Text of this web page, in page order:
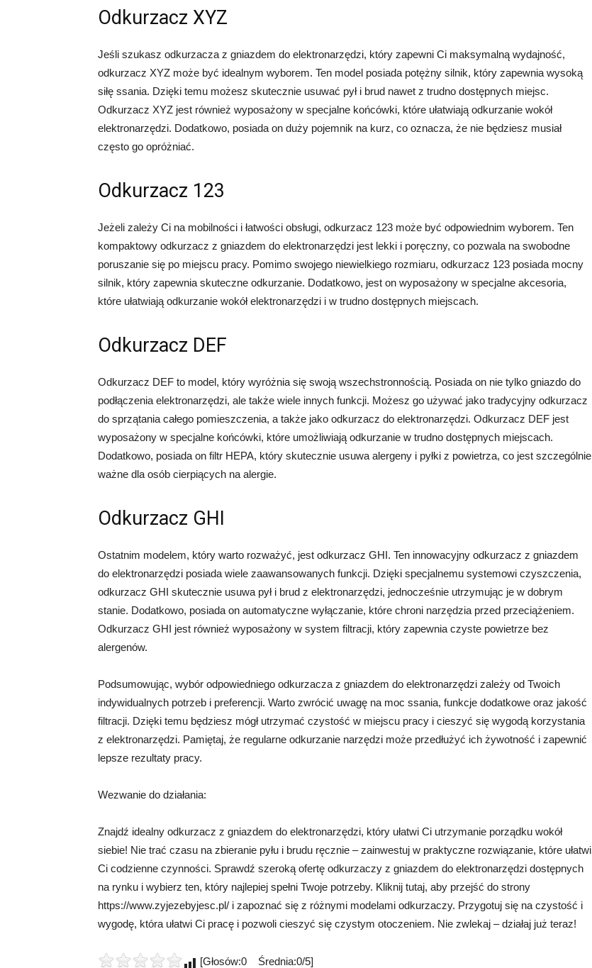
Odkurzacz XYZ
Jeśli szukasz odkurzacza z gniazdem do elektronarzędzi, który zapewni Ci maksymalną wydajność,
odkurzacz XYZ może być idealnym wyborem. Ten model posiada potężny silnik, który zapewnia wysoką
siłę ssania. Dzięki temu możesz skutecznie usuwać pył i brud nawet z trudno dostępnych miejsc.
Odkurzacz XYZ jest również wyposażony w specjalne końcówki, które ułatwiają odkurzanie wokół
elektronarzędzi. Dodatkowo, posiada on duży pojemnik na kurz, co oznacza, że nie będziesz musiał
często go opróżniać.
Odkurzacz 123
Jeżeli zależy Ci na mobilności i łatwości obsługi, odkurzacz 123 może być odpowiednim wyborem. Ten
kompaktowy odkurzacz z gniazdem do elektronarzędzi jest lekki i poręczny, co pozwala na swobodne
poruszanie się po miejscu pracy. Pomimo swojego niewielkiego rozmiaru, odkurzacz 123 posiada mocny
silnik, który zapewnia skuteczne odkurzanie. Dodatkowo, jest on wyposażony w specjalne akcesoria,
które ułatwiają odkurzanie wokół elektronarzędzi i w trudno dostępnych miejscach.
Odkurzacz DEF
Odkurzacz DEF to model, który wyróżnia się swoją wszechstronnością. Posiada on nie tylko gniazdo do
podłączenia elektronarzędzi, ale także wiele innych funkcji. Możesz go używać jako tradycyjny odkurzacz
do sprzątania całego pomieszczenia, a także jako odkurzacz do elektronarzędzi. Odkurzacz DEF jest
wyposażony w specjalne końcówki, które umożliwiają odkurzanie w trudno dostępnych miejscach.
Dodatkowo, posiada on filtr HEPA, który skutecznie usuwa alergeny i pyłki z powietrza, co jest szczególnie
ważne dla osób cierpiących na alergie.
Odkurzacz GHI
Ostatnim modelem, który warto rozważyć, jest odkurzacz GHI. Ten innowacyjny odkurzacz z gniazdem
do elektronarzędzi posiada wiele zaawansowanych funkcji. Dzięki specjalnemu systemowi czyszczenia,
odkurzacz GHI skutecznie usuwa pył i brud z elektronarzędzi, jednocześnie utrzymując je w dobrym
stanie. Dodatkowo, posiada on automatyczne wyłączanie, które chroni narzędzia przed przeciążeniem.
Odkurzacz GHI jest również wyposażony w system filtracji, który zapewnia czyste powietrze bez
alergenów.
Podsumowując, wybór odpowiedniego odkurzacza z gniazdem do elektronarzędzi zależy od Twoich
indywidualnych potrzeb i preferencji. Warto zwrócić uwagę na moc ssania, funkcje dodatkowe oraz jakość
filtracji. Dzięki temu będziesz mógł utrzymać czystość w miejscu pracy i cieszyć się wygodą korzystania
z elektronarzędzi. Pamiętaj, że regularne odkurzanie narzędzi może przedłużyć ich żywotność i zapewnić
lepsze rezultaty pracy.
Wezwanie do działania:
Znajdź idealny odkurzacz z gniazdem do elektronarzędzi, który ułatwi Ci utrzymanie porządku wokół
siebie! Nie trać czasu na zbieranie pyłu i brudu ręcznie – zainwestuj w praktyczne rozwiązanie, które ułatwi
Ci codzienne czynności. Sprawdź szeroką ofertę odkurzaczy z gniazdem do elektronarzędzi dostępnych
na rynku i wybierz ten, który najlepiej spełni Twoje potrzeby. Kliknij tutaj, aby przejść do strony
https://www.zyjezebyjesc.pl/ i zapoznać się z różnymi modelami odkurzaczy. Przygotuj się na czystość i
wygodę, która ułatwi Ci pracę i pozwoli cieszyć się czystym otoczeniem. Nie zwlekaj – działaj już teraz!
[Głosów:0 Średnia:0/5]